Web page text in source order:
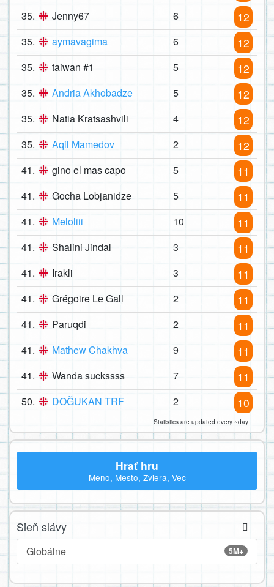
35. Jenny67 6 12
35. aymavagima 6 12
35. taiwan #1 5 12
35. Andria Akhobadze 5 12
35. Natia Kratsashvili 4 12
35. Aqil Mamedov 2 12
41. gino el mas capo 5 11
41. Gocha Lobjanidze 5 11
41. Meloliii 10 11
41. Shalini Jindal 3 11
41. Irakli 3 11
41. Grégoire Le Gall 2 11
41. Paruqdi 2 11
41. Mathew Chakhva 9 11
41. Wanda suckssss 7 11
50. DOĞUKAN TRF 2 10
Statistics are updated every ~day
Hrať hru
Meno, Mesto, Zviera, Vec
Sieň slávy
5M+
Globálne